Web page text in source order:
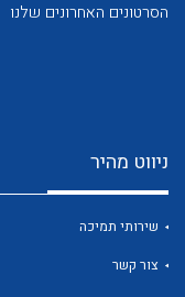
הסרטונים האחרונים שלנו
ניווט מהיר
שירותי תמיכה
צור קשר